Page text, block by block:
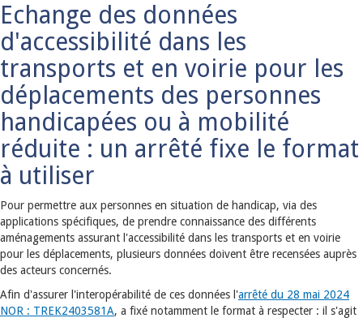
Echange des données
d'accessibilité dans les
transports et en voirie pour les
déplacements des personnes
handicapées ou à mobilité
réduite : un arrêté fixe le format
à utiliser
Pour permettre aux personnes en situation de handicap, via des
applications spécifiques, de prendre connaissance des différents
aménagements assurant l'accessibilité dans les transports et en voirie
pour les déplacements, plusieurs données doivent être recensées auprès
des acteurs concernés.
Afin d'assurer l'interopérabilité de ces données l'arrêté du 28 mai 2024
NOR : TREK2403581A, a fixé notamment le format à respecter : il s'agit